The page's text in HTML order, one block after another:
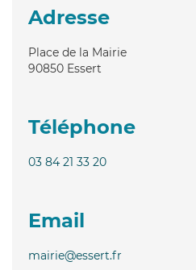
Adresse
Place de la Mairie
90850 Essert
Téléphone
03 84 21 33 20
Email
mairie@essert.fr